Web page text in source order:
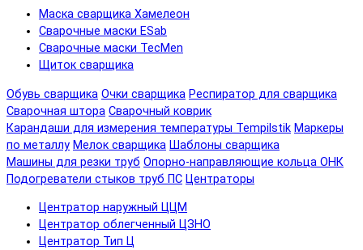
Маска сварщика Хамелеон
Сварочные маски ESab
Сварочные маски TecMen
Щиток сварщика
Обувь сварщика Очки сварщика Респиратор для сварщика
Сварочная штора Сварочный коврик
Карандаши для измерения температуры Tempilstik Маркеры
по металлу Мелок сварщика Шаблоны сварщика
Машины для резки труб Опорно-направляющие кольца ОНК
Подогреватели стыков труб ПС Центраторы
Центратор наружный ЦЦМ
Центратор облегченный ЦЗНО
Центратор Тип Ц